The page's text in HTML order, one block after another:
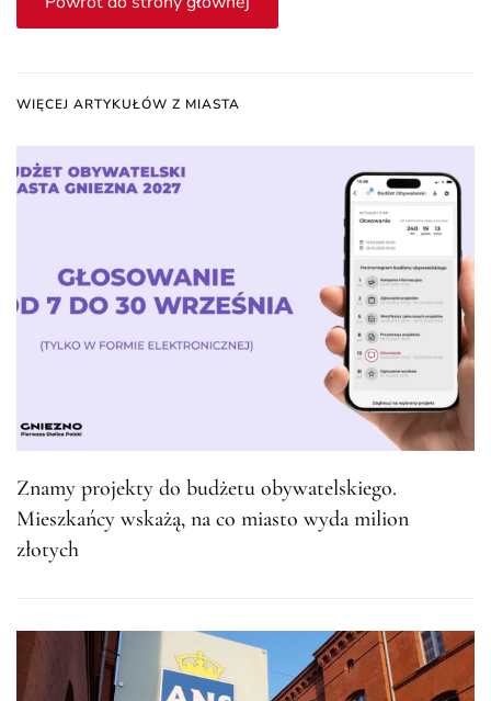
WIĘCEJ ARTYKUŁÓW Z MIASTA
Znamy projekty do budżetu obywatelskiego.
Mieszkańcy wskażą, na co miasto wyda milion
złotych